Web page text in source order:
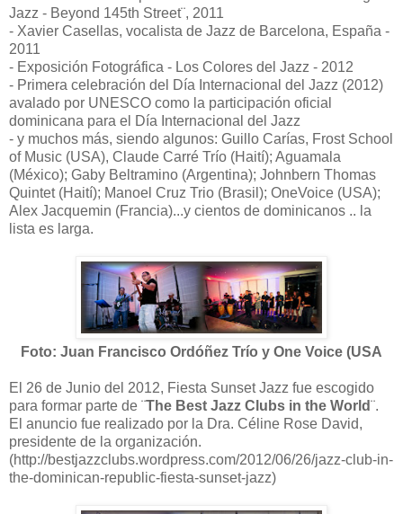
Jazz - Beyond 145th Street¨, 2011
- Xavier Casellas, vocalista de Jazz de Barcelona, España -
2011
- Exposición Fotográfica - Los Colores del Jazz - 2012
- Primera celebración del Día Internacional del Jazz (2012)
avalado por UNESCO como la participación oficial
dominicana para el Día Internacional del Jazz
- y muchos más, siendo algunos: Guillo Carías, Frost School
of Music (USA), Claude Carré Trío (Haití); Aguamala
(México); Gaby Beltramino (Argentina); Johnbern Thomas
Quintet (Haití); Manoel Cruz Trio (Brasil); OneVoice (USA);
Alex Jacquemin (Francia)...y cientos de dominicanos .. la
lista es larga.
Foto: Juan Francisco Ordóñez Trío y One Voice (USA
El 26 de Junio del 2012, Fiesta Sunset Jazz fue escogido
para formar parte de ¨The Best Jazz Clubs in the World¨.
El anuncio fue realizado por la Dra. Céline Rose David,
presidente de la organización.
(http://bestjazzclubs.wordpress.com/2012/06/26/jazz-club-in-
the-dominican-republic-fiesta-sunset-jazz)